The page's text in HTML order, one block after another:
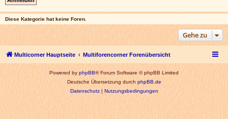
Diese Kategorie hat keine Foren.
Gehe zu
Multicorner Hauptseite Multiforencorner Forenübersicht
Powered byphpBB® Forum Software © phpBB Limited
Deutsche Übersetzung durchphpBB.de
Datenschutz|Nutzungsbedingungen